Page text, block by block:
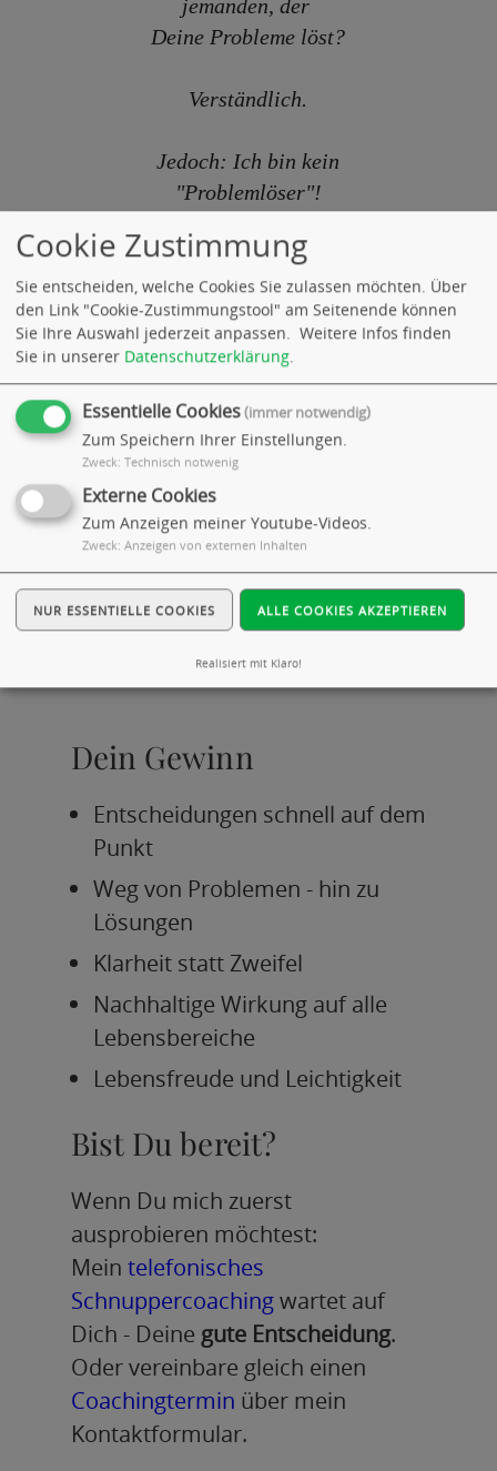
jemanden, der
Deine Probleme löst?
Verständlich.
Jedoch: Ich bin kein
"Problemlöser"!
Ja was soll das denn?
Du möchtest, so vermute
ich zumindest, ein
besseres, ja geglücktes
Leben führen ...
Eben deshalb löse ich
nicht Deine Probleme,
sondernstärke mit Dir
fürDeine eigenen
Antworten.
Dein Gewinn
Entscheidungen schnell auf dem
Punkt
Weg von Problemen - hin zu
Lösungen
Klarheit statt Zweifel
Nachhaltige Wirkung auf alle
Lebensbereiche
Lebensfreude und Leichtigkeit
Bist Du bereit?
Wenn Du mich zuerst
ausprobieren möchtest:
Mein telefonisches
Schnuppercoachingwartet auf
Dich - Deine gute Entscheidung.
Oder vereinbare gleich einen
Coachingtermin über mein
Kontaktformular.
Cookie Zustimmung
Sie entscheiden, welche Cookies Sie zulassen möchten. Über
den Link "Cookie-Zustimmungstool" am Seitenende können
Sie Ihre Auswahl jederzeit anpassen. Weitere Infos finden
Sie in unserer Datenschutzerklärung.
Essentielle Cookies(immer notwendig)
Zum Speichern Ihrer Einstellungen.
Zweck: Technisch notwenig
Externe Cookies
Zum Anzeigen meiner Youtube-Videos.
Zweck: Anzeigen von externen Inhalten
ALLE COOKIES AKZEPTIEREN
NUR ESSENTIELLE COOKIES
Realisiert mit Klaro!